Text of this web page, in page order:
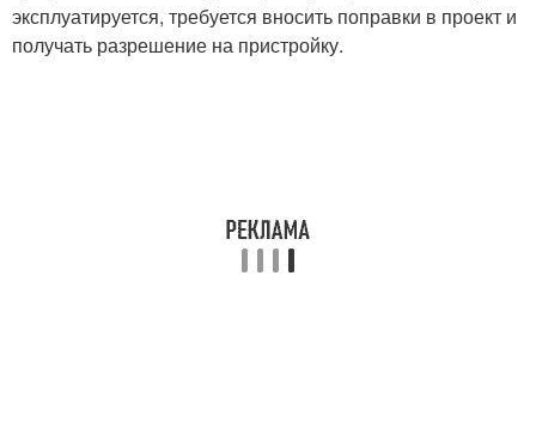
эксплуатируется, требуется вносить поправки в проект и
получать разрешение на пристройку.